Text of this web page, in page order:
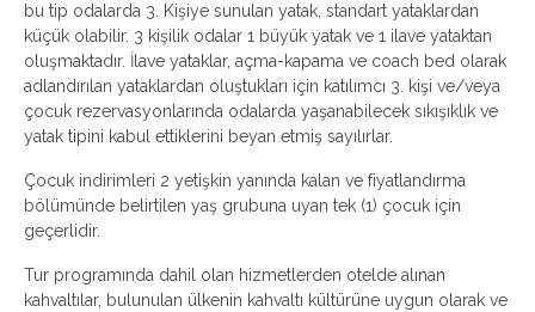
bu tip odalarda 3. Kişiye sunulan yatak, standart yataklardan
küçük olabilir. 3 kişilik odalar 1 büyük yatak ve 1 ilave yataktan
oluşmaktadır. İlave yataklar, açma-kapama ve coach bed olarak
adlandırılan yataklardan oluştukları için katılımcı 3. kişi ve/veya
çocuk rezervasyonlarında odalarda yaşanabilecek sıkışıklık ve
yatak tipini kabul ettiklerini beyan etmiş sayılırlar.
Çocuk indirimleri 2 yetişkin yanında kalan ve fiyatlandırma
bölümünde belirtilen yaş grubuna uyan tek (1) çocuk için
geçerlidir.
Tur programında dahil olan hizmetlerden otelde alınan
kahvaltılar, bulunulan ülkenin kahvaltı kültürüne uygun olarak ve